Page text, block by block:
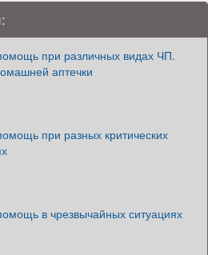
при различных видах ЧП.
аптечки
при разных критических
в чрезвычайных ситуациях